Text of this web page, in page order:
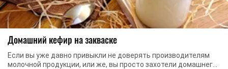
Домашний кефир на закваске
Если вы уже давно привыкли не доверять производителям
молочной продукции, или же, вы просто захотели домашнего